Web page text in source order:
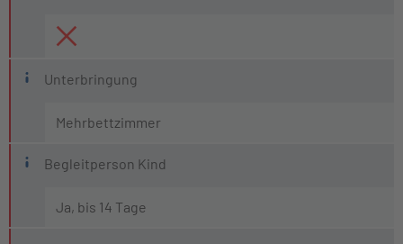
Unterbringung
Mehrbettzimmer
Begleitperson Kind
Ja, bis 14 Tage